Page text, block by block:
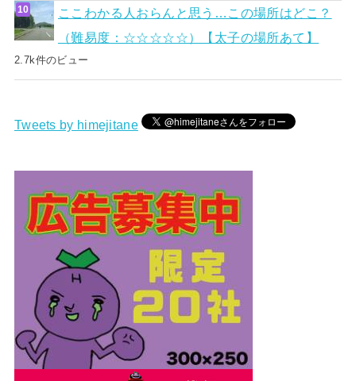
ここわかる人おらんと思う…この場所はどこ？
（難易度：☆☆☆☆☆）【太子の場所あて】
2.7k件のビュー
Tweets by himejitane